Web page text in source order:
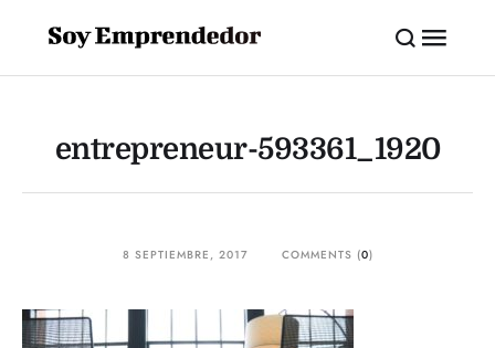
entrepreneur-593361_1920
8 SEPTIEMBRE, 2017 COMMENTS (0)